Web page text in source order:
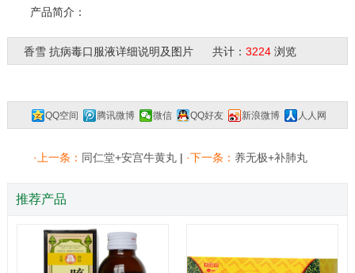
产品简介：
香雪 抗病毒口服液详细说明及图片 共计： 3224浏览
QQ空间 腾讯微博 微信 QQ好友 新浪微博
人人网
·上一条： 同仁堂+安宫牛黄丸 | ·下一条： 养无极+补肺丸
推荐产品